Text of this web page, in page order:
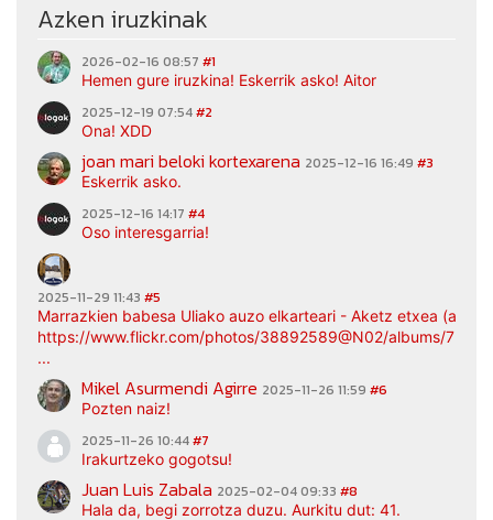
Azken iruzkinak
2026-02-16 08:57 #1
Hemen gure iruzkina! Eskerrik asko! Aitor
2025-12-19 07:54#2
Ona! XDD
joan mari beloki kortexarena 2025-12-16 16:49 #3
Eskerrik asko.
2025-12-16 14:17 #4
Oso interesgarria!
2025-11-29 11:43 #5
Marrazkien babesa Uliako auzo elkarteari - Aketz etxea
https://www.flickr.com/photos/38892589@N02/albums/
...
Mikel Asurmendi Agirre 2025-11-26 11:59 #6
Pozten naiz!
2025-11-26 10:44#7
Irakurtzeko gogotsu!
Juan Luis Zabala 2025-02-04 09:33 #8
Hala da, begi zorrotza duzu. Aurkitu dut: 41.